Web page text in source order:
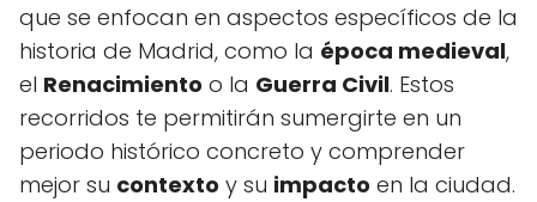
que se enfocan en aspectos específicos de la
historia de Madrid, como la época medieval,
el Renacimiento o la Guerra Civil. Estos
recorridos te permitirán sumergirte en un
periodo histórico concreto y comprender
mejor su contexto y su impacto en la ciudad.